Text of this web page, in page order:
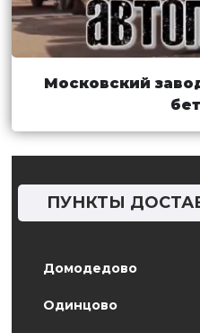
ПУНКТЫ
Домодедово
Одинцово
Московский